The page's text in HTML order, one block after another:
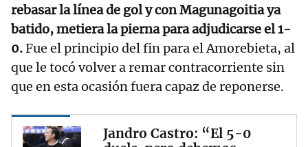
rebasar la línea de gol y con Magunagoitia ya
batido, metiera la pierna para adjudicarse el 1-
0.Fue el principio del fin para el Amorebieta, al
que le tocó volver a remar contracorriente sin
que en esta ocasión fuera capaz de reponerse.
Jandro Castro: “El 5-0